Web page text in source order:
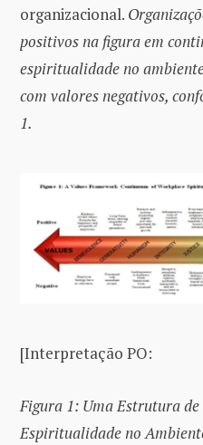
organizacional.
positivos na figura em
espiritualidade no
com valores negativos,
1.
[Interpretação PO:
Figura 1: Uma Estrutura
Espiritualidade no